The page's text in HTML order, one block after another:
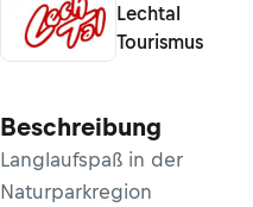
Lechtal
Tourismus
Beschreibung
Langlaufspaß in der
Naturparkregion